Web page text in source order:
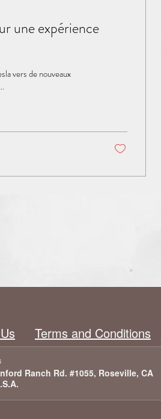
une expérience
vers de nouveaux
Terms and Conditions
Ranch Rd. #1055, Roseville, CA